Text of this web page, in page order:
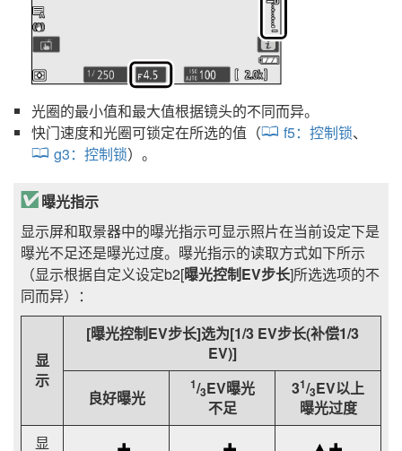
光圈的最小值和最大值根据镜头的不同而异。
快门速度和光圈可锁定在所选的值（
f5：控制锁、
g3：控制锁）。
曝光指示
显示屏和取景器中的曝光指示可显示照片在当前设定下是
曝光不足还是曝光过度。曝光指示的读取方式如下所示
（显示根据自定义设定b2[曝光控制EV步长]所选选项的不
同而异）：
显
示
[曝光控制EV步长]选为[1/3 EV步长(补偿1/3
EV)]
良好曝光
1/3EV曝光
不足
31/3EV以上
曝光过度
显